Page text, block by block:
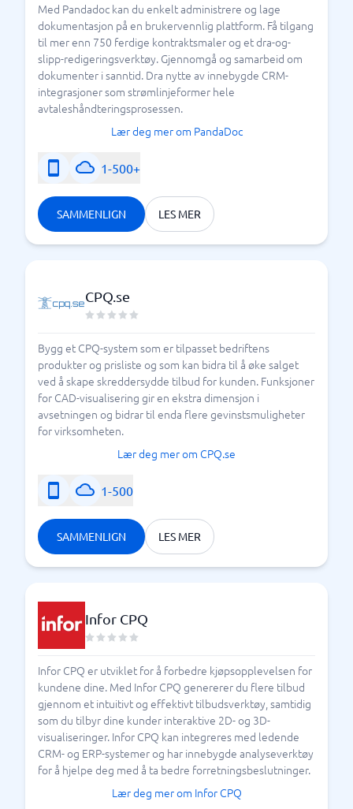
Med Pandadoc kan du enkelt administrere og lage
dokumentasjon på en brukervennlig plattform. Få tilgang
til mer enn 750 ferdige kontraktsmaler og et dra-og-
slipp-redigeringsverktøy. Gjennomgå og samarbeid om
dokumenter i sanntid. Dra nytte av innebygde CRM-
integrasjoner som strømlinjeformer hele
avtaleshåndteringsprosessen.
Lær deg mer om PandaDoc
1-500+
SAMMENLIGN LES MER
CPQ.se
Bygg et CPQ-system som er tilpasset bedriftens
produkter og prisliste og som kan bidra til å øke salget
ved å skape skreddersydde tilbud for kunden. Funksjoner
for CAD-visualisering gir en ekstra dimensjon i
avsetningen og bidrar til enda flere gevinstsmuligheter
for virksomheten.
Lær deg mer om CPQ.se
1-500
SAMMENLIGN LES MER
Infor CPQ
Infor CPQ er utviklet for å forbedre kjøpsopplevelsen for
kundene dine. Med Infor CPQ genererer du flere tilbud
gjennom et intuitivt og effektivt tilbudsverktøy, samtidig
som du tilbyr dine kunder interaktive 2D- og 3D-
visualiseringer. Infor CPQ kan integreres med ledende
CRM- og ERP-systemer og har innebygde analyseverktøy
for å hjelpe deg med å ta bedre forretningsbeslutninger.
Lær deg mer om Infor CPQ